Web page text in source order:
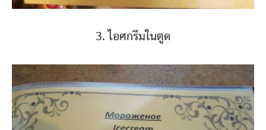
3. ไอศกรีมในตูด